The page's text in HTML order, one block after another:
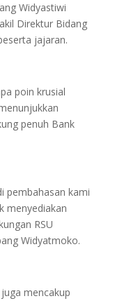
Widyastiwi
Direktur Bidang
jajaran.
poin krusial
penuh Bank
pembahasan kami
menyediakan
RSU
Widyatmoko.
mencakup